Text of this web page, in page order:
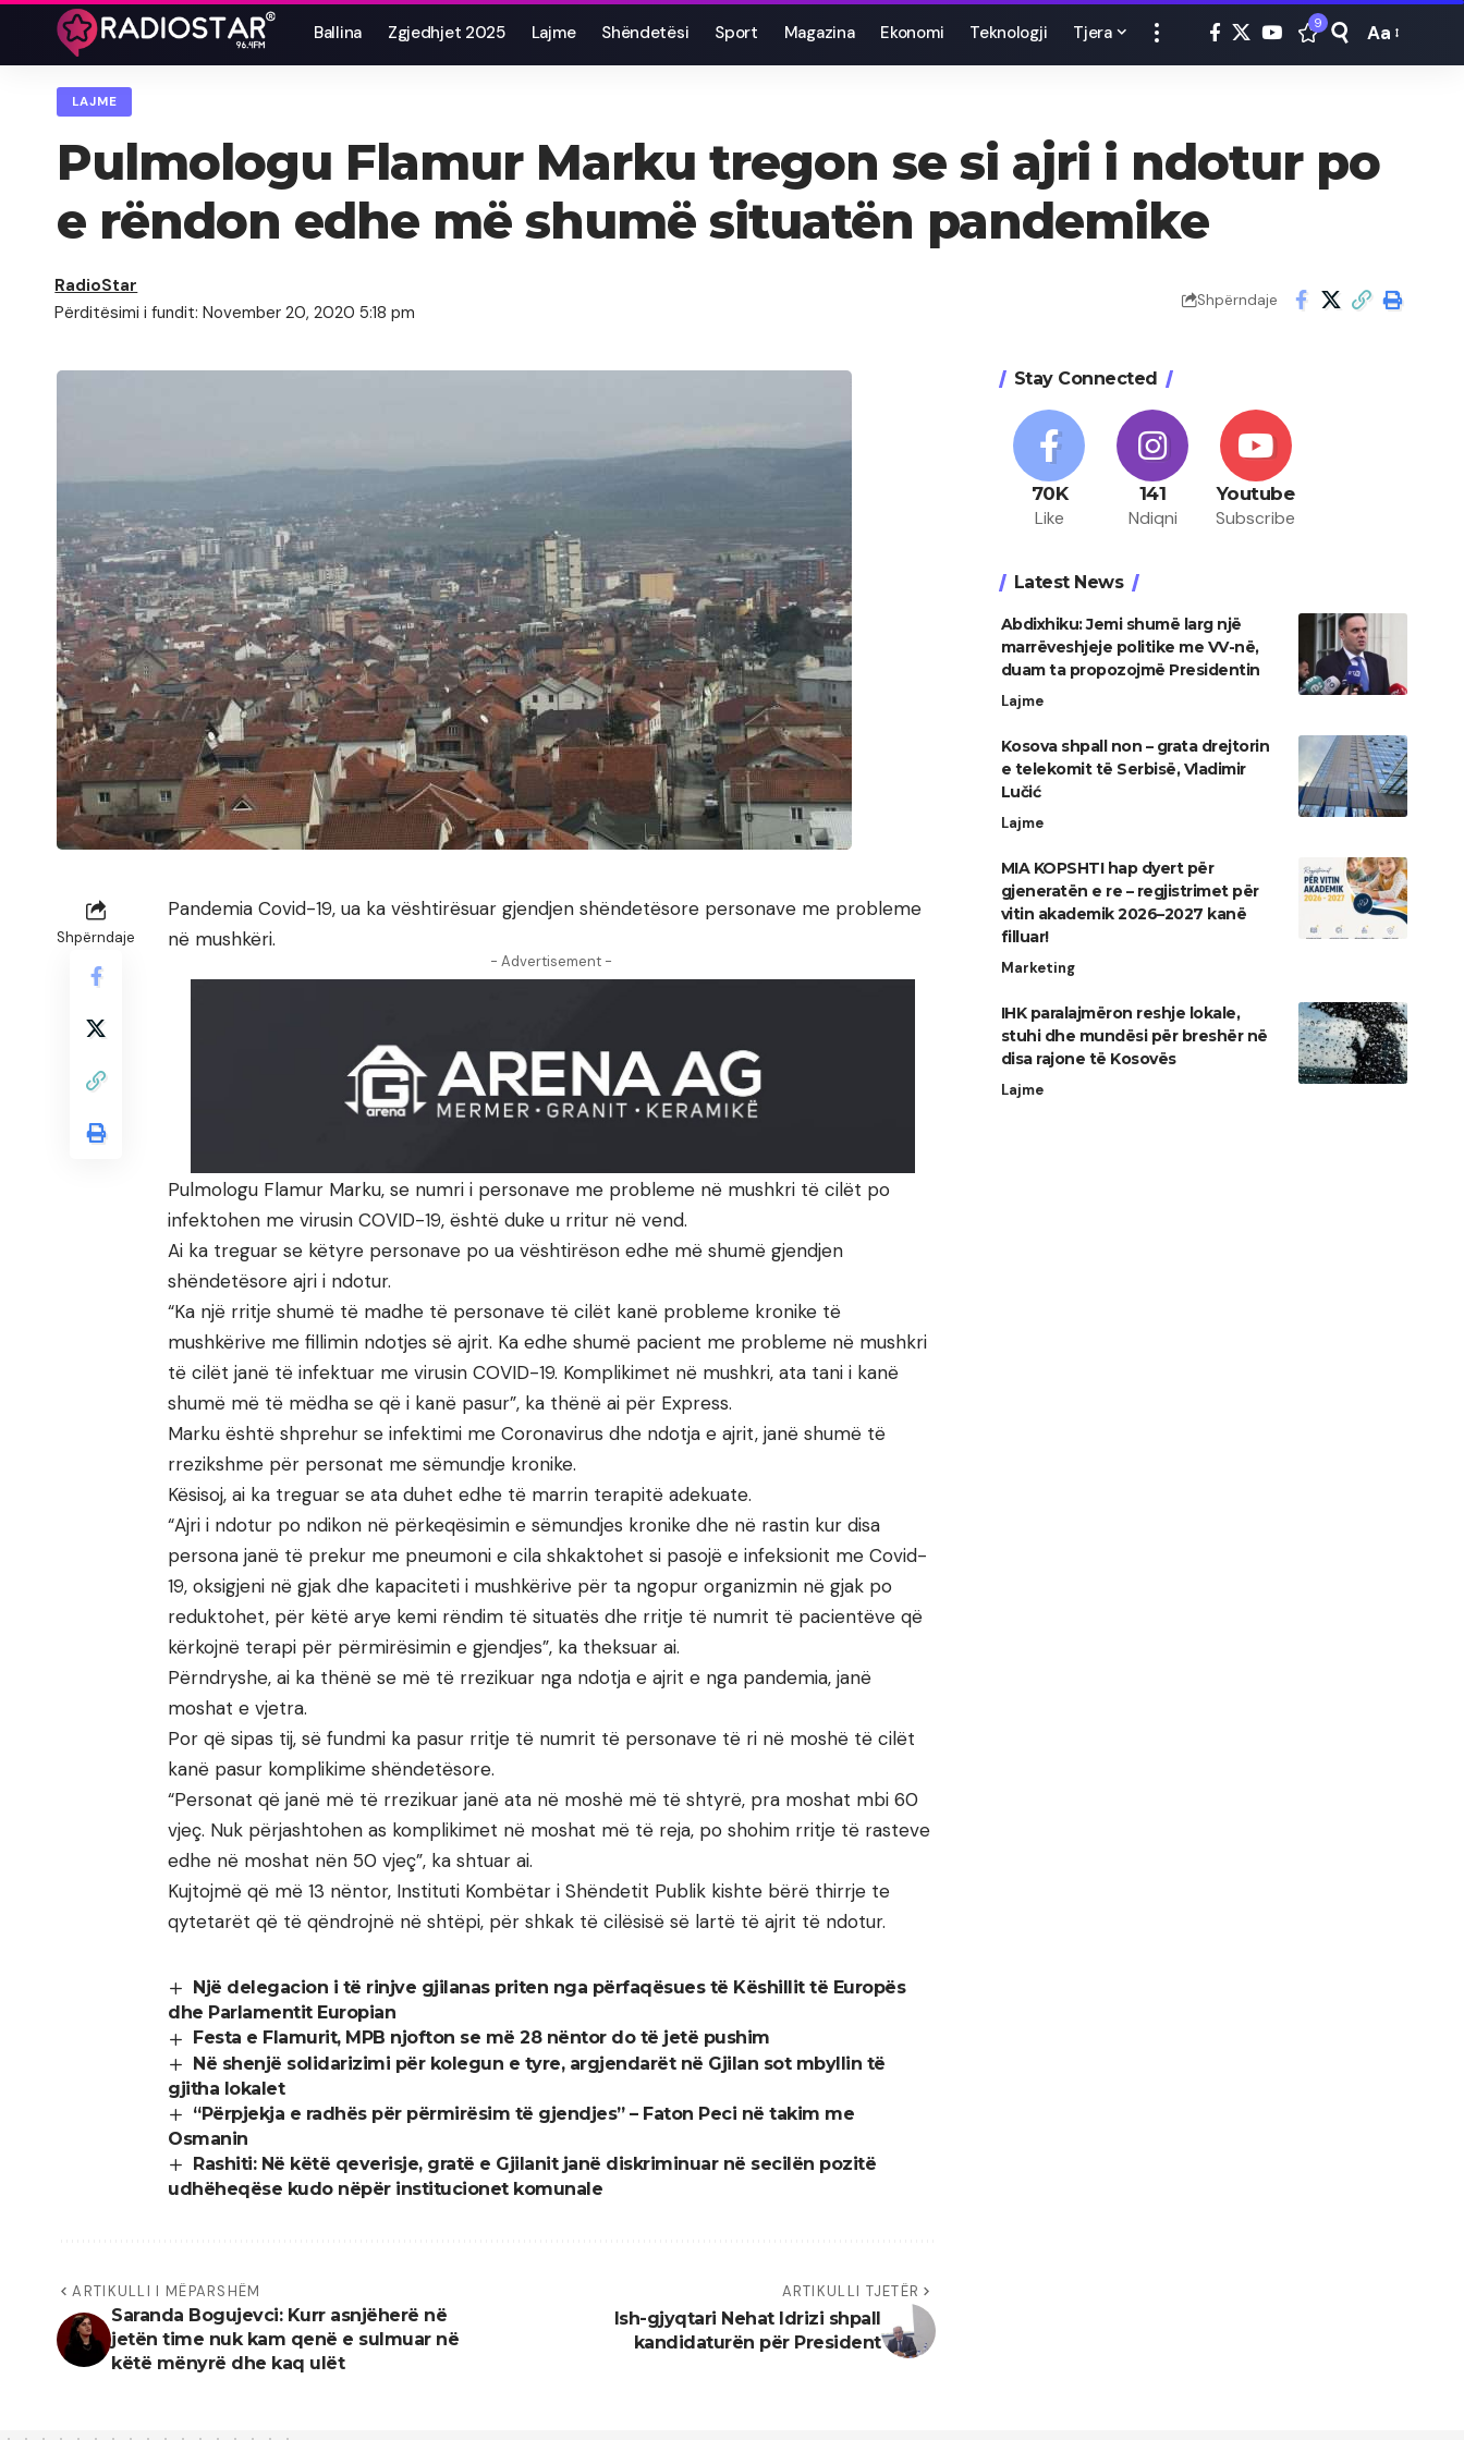
Ballina Zgjedhjet 2025 Lajme Shëndetësi Sport Magazina Ekonomi Teknologji Tjera 9
Font
Aa
LAJME
Pulmologu Flamur Marku tregon se si ajri i ndotur po
e rëndon edhe më shumë situatën pandemike
Përditësimi i fundit: November 20, 2020 5:18 pm
RadioStar
Shpërndaje
Shpërndaje
Pandemia Covid-19, ua ka vështirësuar gjendjen shëndetësore personave me probleme
në mushkëri.
- Advertisement -
Pulmologu Flamur Marku, se numri i personave me probleme në mushkri të cilët po
infektohen me virusin COVID-19, është duke u rritur në vend.
Ai ka treguar se këtyre personave po ua vështirëson edhe më shumë gjendjen
shëndetësore ajri i ndotur.
“Ka një rritje shumë të madhe të personave të cilët kanë probleme kronike të
mushkërive me fillimin ndotjes së ajrit. Ka edhe shumë pacient me probleme në mushkri
të cilët janë të infektuar me virusin COVID-19. Komplikimet në mushkri, ata tani i kanë
shumë më të mëdha se që i kanë pasur”, ka thënë ai për Express.
Marku është shprehur se infektimi me Coronavirus dhe ndotja e ajrit, janë shumë të
rrezikshme për personat me sëmundje kronike.
Kësisoj, ai ka treguar se ata duhet edhe të marrin terapitë adekuate.
“Ajri i ndotur po ndikon në përkeqësimin e sëmundjes kronike dhe në rastin kur disa
persona janë të prekur me pneumoni e cila shkaktohet si pasojë e infeksionit me Covid-
19, oksigjeni në gjak dhe kapaciteti i mushkërive për ta ngopur organizmin në gjak po
reduktohet, për këtë arye kemi rëndim të situatës dhe rritje të numrit të pacientëve që
kërkojnë terapi për përmirësimin e gjendjes”, ka theksuar ai.
Përndryshe, ai ka thënë se më të rrezikuar nga ndotja e ajrit e nga pandemia, janë
moshat e vjetra.
Por që sipas tij, së fundmi ka pasur rritje të numrit të personave të ri në moshë të cilët
kanë pasur komplikime shëndetësore.
“Personat që janë më të rrezikuar janë ata në moshë më të shtyrë, pra moshat mbi 60
vjeç. Nuk përjashtohen as komplikimet në moshat më të reja, po shohim rritje të rasteve
edhe në moshat nën 50 vjeç”, ka shtuar ai.
Kujtojmë që më 13 nëntor, Instituti Kombëtar i Shëndetit Publik kishte bërë thirrje te
qytetarët që të qëndrojnë në shtëpi, për shkak të cilësisë së lartë të ajrit të ndotur.
Një delegacion i të rinjve gjilanas priten nga përfaqësues të Këshillit të Europës
dhe Parlamentit Europian
Festa e Flamurit, MPB njofton se më 28 nëntor do të jetë pushim
Në shenjë solidarizimi për kolegun e tyre, argjendarët në Gjilan sot mbyllin të
gjitha lokalet
“Përpjekja e radhës për përmirësim të gjendjes” – Faton Peci në takim me
Osmanin
Rashiti: Në këtë qeverisje, gratë e Gjilanit janë diskriminuar në secilën pozitë
udhëheqëse kudo nëpër institucionet komunale
ARTIKULLI I MËPARSHËM
Saranda Bogujevci: Kurr asnjëherë në
jetën time nuk kam qenë e sulmuar në
këtë mënyrë dhe kaq ulët
ARTIKULLI TJETËR
Ish-gjyqtari Nehat Idrizi shpall
kandidaturën për President
Stay Connected
70K
Like
141
Ndiqni
Youtube
Subscribe
Latest News
Abdixhiku: Jemi shumë larg një
marrëveshjeje politike me VV-në,
duam ta propozojmë Presidentin
Lajme
Kosova shpall non – grata drejtorin
e telekomit të Serbisë, Vladimir
Lučić
Lajme
MIA KOPSHTI hap dyert për
gjeneratën e re – regjistrimet për
vitin akademik 2026–2027 kanë
filluar!
Marketing
IHK paralajmëron reshje lokale,
stuhi dhe mundësi për breshër në
disa rajone të Kosovës
Lajme